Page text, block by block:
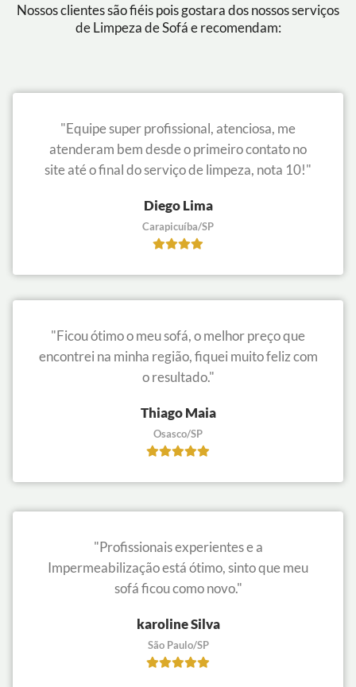
Nossos clientes são fiéis pois gostara dos nossos serviços
de Limpeza de Sofá e recomendam:
"Equipe super profissional, atenciosa, me
atenderam bem desde o primeiro contato no
site até o final do serviço de limpeza, nota 10!"
Diego Lima
Carapicuíba/SP
"Ficou ótimo o meu sofá, o melhor preço que
encontrei na minha região, fiquei muito feliz com
o resultado."
Thiago Maia
Osasco/SP
"Profissionais experientes e a
Impermeabilização está ótimo, sinto que meu
sofá ficou como novo."
karoline Silva
São Paulo/SP